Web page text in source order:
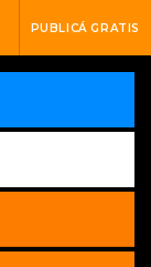
PUBLICÁ GRATIS